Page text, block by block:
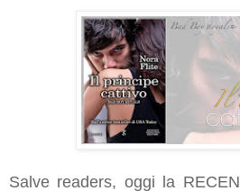
Salve readers, oggi la